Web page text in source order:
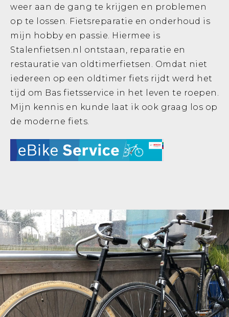
weer aan de gang te krijgen en problemen
op te lossen. Fietsreparatie en onderhoud is
mijn hobby en passie. Hiermee is
Stalenfietsen.nl ontstaan, reparatie en
restauratie van oldtimerfietsen. Omdat niet
iedereen op een oldtimer fiets rijdt werd het
tijd om Bas fietsservice in het leven te roepen.
Mijn kennis en kunde laat ik ook graag los op
de moderne fiets.